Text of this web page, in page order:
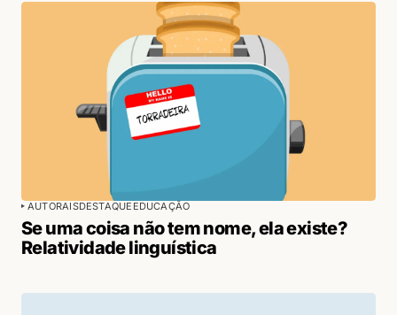
AUTORAISDESTAQUE EDUCAÇÃO
Se uma coisa não tem nome, ela existe?
Relatividade linguística